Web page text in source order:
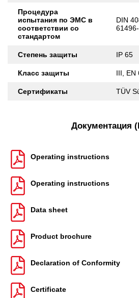
Процедура
испытания по ЭМС в
соответствии со
стандартом
DIN
61496-
Степень защиты IP 65
Класс защиты III, EN
Сертификаты TÜV
Документация
Operating instructions
Operating instructions
Data sheet
Product brochure
Declaration of Conformity
Certificate